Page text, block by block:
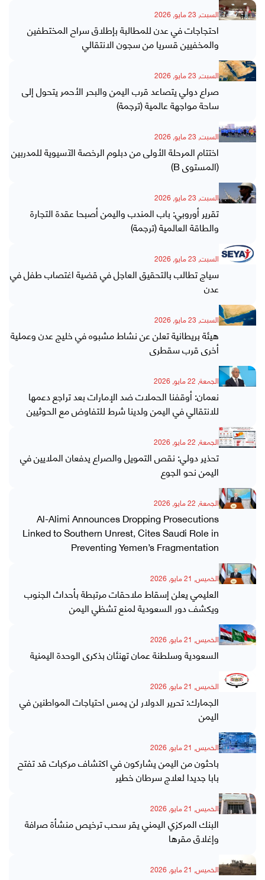
السبت, 23 مايو, 2026
احتجاجات في عدن للمطالبة بإطلاق سراح المختطفين
والمخفيين قسريا من سجون الانتقالي
السبت, 23 مايو, 2026
صراع دولي يتصاعد قرب اليمن والبحر الأحمر يتحول إلى
ساحة مواجهة عالمية (ترجمة)
السبت, 23 مايو, 2026
اختتام المرحلة الأولى من دبلوم الرخصة الآسيوية للمدربين
(المستوى B)
السبت, 23 مايو, 2026
تقرير أوروبي: باب المندب واليمن أصبحا عقدة التجارة
والطاقة العالمية (ترجمة)
السبت, 23 مايو, 2026
سياج تطالب بالتحقيق العاجل في قضية اغتصاب طفل في
عدن
السبت, 23 مايو, 2026
هيئة بريطانية تعلن عن نشاط مشبوه في خليج عدن وعملية
أخرى قرب سقطرى
الجمعة, 22 مايو, 2026
نعمان: أوقفنا الحملات ضد الإمارات بعد تراجع دعمها
للانتقالي في اليمن ولدينا شرط للتفاوض مع الحوثيين
الجمعة, 22 مايو, 2026
تحذير دولي: نقص التمويل والصراع يدفعان الملايين في
اليمن نحو الجوع
الجمعة, 22 مايو, 2026
Al-Alimi Announces Dropping Prosecutions
Linked to Southern Unrest, Cites Saudi Role in
Preventing Yemen’s Fragmentation
الخميس, 21 مايو, 2026
العليمي يعلن إسقاط ملاحقات مرتبطة بأحداث الجنوب
ويكشف دور السعودية لمنع تشظي اليمن
الخميس, 21 مايو, 2026
السعودية وسلطنة عمان تهنئان بذكرى الوحدة اليمنية
الخميس, 21 مايو, 2026
الجمارك: تحرير الدولار لن يمس احتياجات المواطنين في
اليمن
الخميس, 21 مايو, 2026
باحثون من اليمن يشاركون في اكتشاف مركبات قد تفتح
بابا جديدا لعلاج سرطان خطير
الخميس, 21 مايو, 2026
البنك المركزي اليمني يقر سحب ترخيص منشأة صرافة
وإغلاق مقرها
الخميس, 21 مايو, 2026